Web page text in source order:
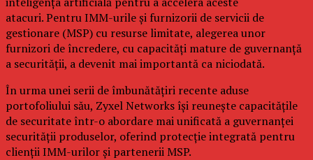
atacuri. Pentru IMM-urile și furnizorii de servicii de
gestionare (MSP) cu resurse limitate, alegerea unor
furnizori de încredere, cu capacități mature de guvernanță
a securității, a devenit mai importantă ca niciodată.
În urma unei serii de îmbunătățiri recente aduse
portofoliului său, Zyxel Networks își reunește capacitățile
de securitate într-o abordare mai unificată a guvernanței
securității produselor, oferind protecție integrată pentru
clienții IMM-urilor și partenerii MSP.